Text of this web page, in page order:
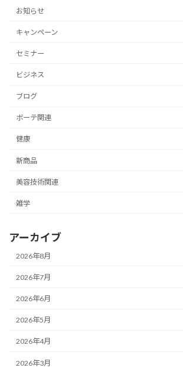
お知らせ
キャンペーン
セミナー
ビジネス
ブログ
ボーテ関連
健康
新商品
美容技術関連
雑学
アーカイブ
2026年8月
2026年7月
2026年6月
2026年5月
2026年4月
2026年3月